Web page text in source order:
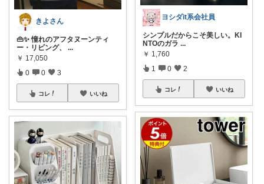
きよさん
👜✨ 憧れのアフタヌーンティ
ー・リビング、
...
￥ 17,050
0 0 3
コレ いいね
ヨシダit系会社員
シンプルだからこそ美しい。KI
NTOのガラ ...
￥ 1,760
1 0 2
コレ いいね